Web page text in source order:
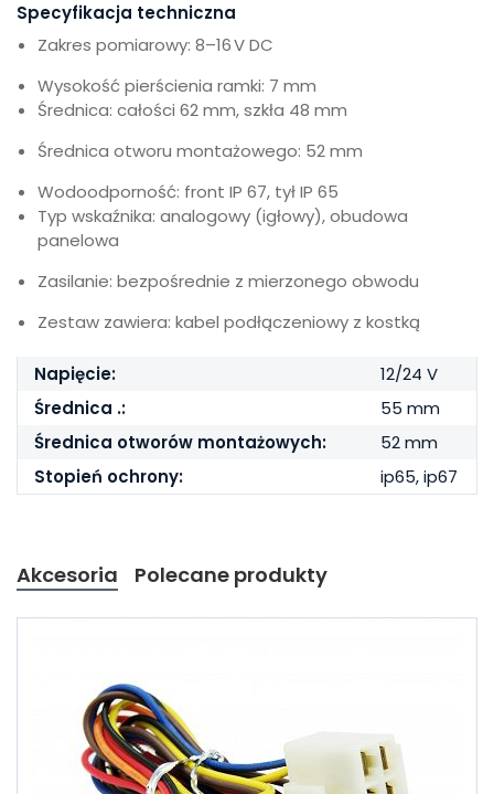
Specyfikacja techniczna
Zakres pomiarowy: 8–16 V DC
Wysokość pierścienia ramki: 7 mm
Średnica: całości 62 mm, szkła 48 mm
Średnica otworu montażowego: 52 mm
Wodoodporność: front IP 67, tył IP 65
Typ wskaźnika: analogowy (igłowy), obudowa
panelowa
Zasilanie: bezpośrednie z mierzonego obwodu
Zestaw zawiera: kabel podłączeniowy z kostką
Napięcie:
12/24 V
Średnica .:
55 mm
Średnica otworów montażowych:
52 mm
Stopień ochrony:
ip65, ip67
Akcesoria Polecane produkty